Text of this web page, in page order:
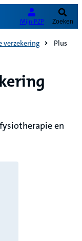
Mijn PZP Zoeken
verzekering Plus
en